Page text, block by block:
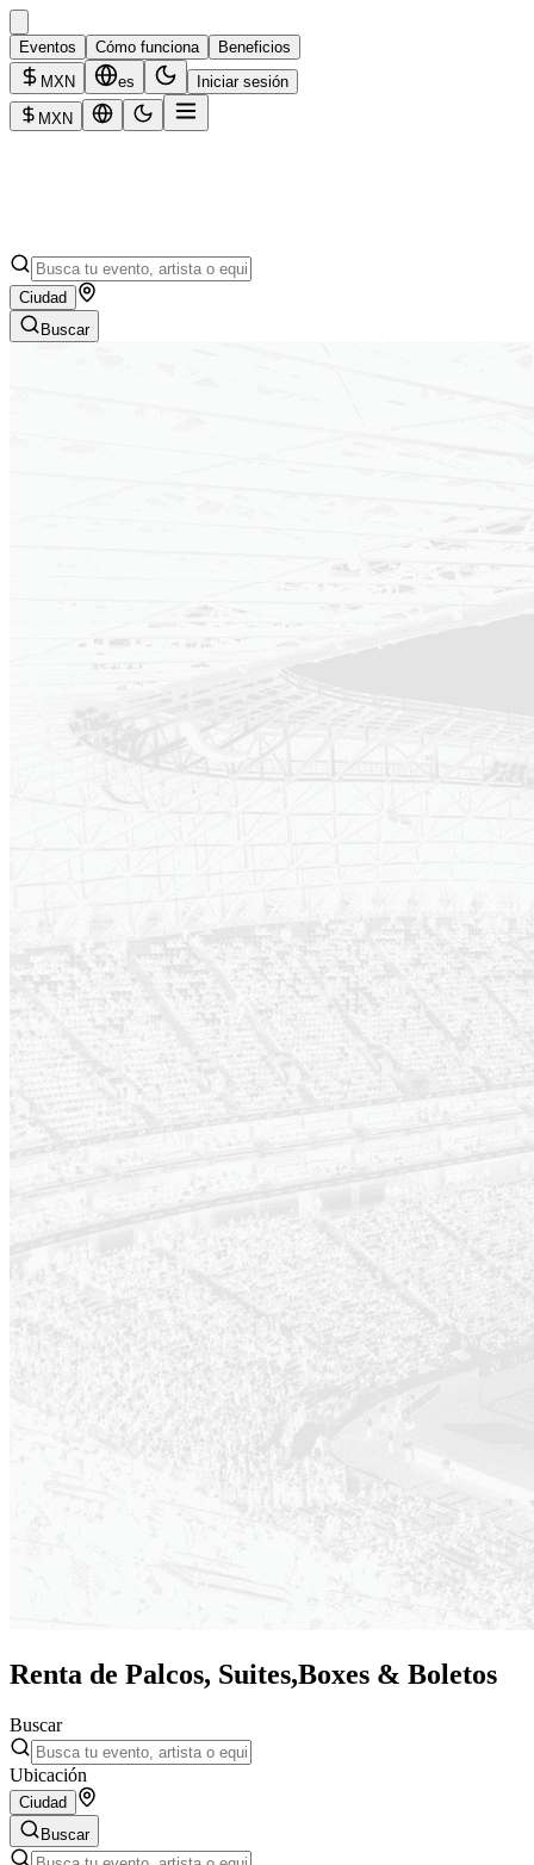
Eventos Cómo funciona
Beneficios
MXN
es Iniciar sesión
MXN
Ciudad
Buscar
Renta de Palcos, Suites,Boxes & Boletos
Buscar
Ubicación
Ciudad
Buscar